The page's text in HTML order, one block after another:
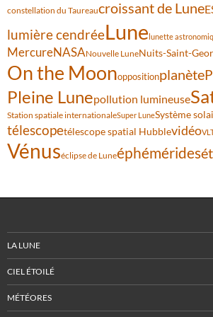
constellation du Taureaucroissant de Lune
lumière cendréeLunelunette
MercureNASANouvelle LuneNuits-Saint-
On the Moonoppositionplanète
Pleine Lunepollution lumineuse
Station spatiale internationaleSuper LuneSystème
télescopetélescope spatial Hubblevidéo
Vénuséclipse de Luneéphémérides
LA LUNE
CIEL ÉTOILÉ
MÉTÉORES